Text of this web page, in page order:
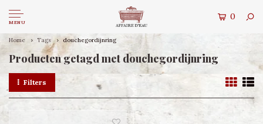
MENU
0
Home Tags douchegordijnring
Producten getagd met douchegordijnring
Filters